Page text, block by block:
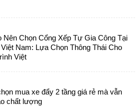
Nên Chọn Cổng Xếp Tự Gia Công Tại
Nam: Lựa Chọn Thông Thái Cho
Việt
mua xe đẩy 2 tầng giá rẻ mà vẫn
chất lượng